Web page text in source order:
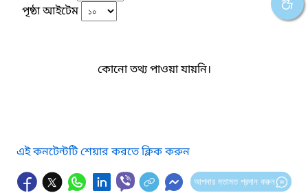
পৃষ্ঠা আইটেম
কোনো তথ্য পাওয়া যায়নি।
এই কনটেন্টটি শেয়ার করতে ক্লিক করুন
আপনার মতামত প্রদান করুন